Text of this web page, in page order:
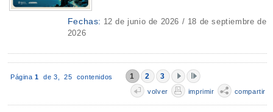
Fechas: 12 de junio de 2026 / 18 de septiembre de
2026
Página 1 de 3,25 contenidos 1 2 3
volver imprimir compartir